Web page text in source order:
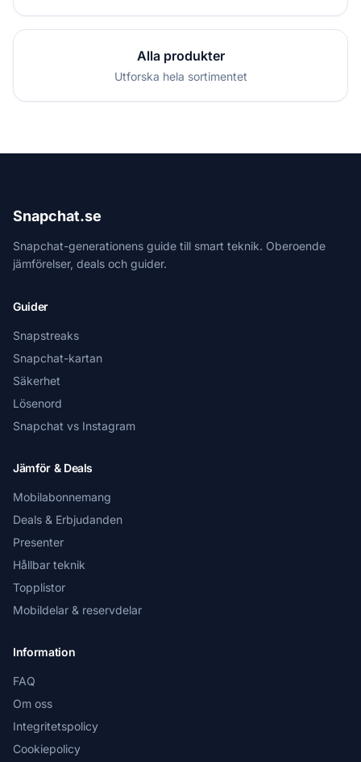
Alla produkter
Utforska hela sortimentet
Snapchat.se
Snapchat-generationens guide till smart teknik. Oberoende
jämförelser, deals och guider.
Guider
Snapstreaks
Snapchat-kartan
Säkerhet
Lösenord
Snapchat vs Instagram
Jämför & Deals
Mobilabonnemang
Deals & Erbjudanden
Presenter
Hållbar teknik
Topplistor
Mobildelar & reservdelar
Information
FAQ
Om oss
Integritetspolicy
Cookiepolicy